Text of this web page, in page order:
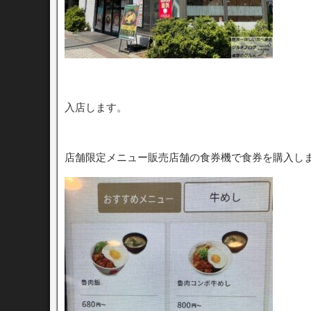
入店します。
店舗限定メニュー販売店舗の食券機で食券を購入し